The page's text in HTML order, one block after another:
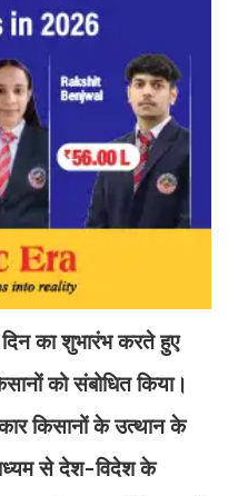
का शुभारंभ करते हुए
को संबोधित किया।
किसानों के उत्थान के
से देश-विदेश के